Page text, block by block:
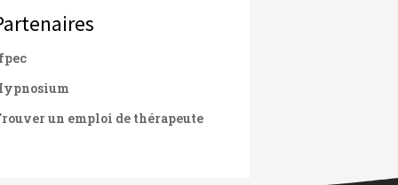
un emploi de thérapeute